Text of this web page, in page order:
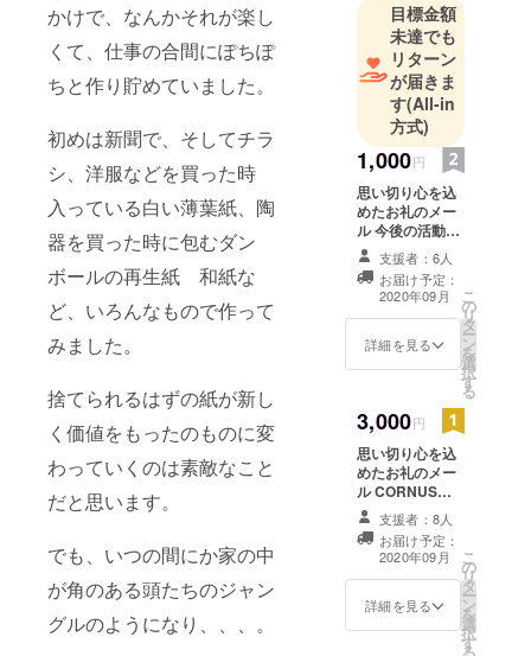
かけで、なんかそれが楽し
くて、仕事の合間にぽちぽ
ちと作り貯めていました。
初めは新聞で、そしてチラ
シ、洋服などを買った時
入っている白い薄葉紙、陶
器を買った時に包むダン
ボールの再生紙 和紙な
ど、いろんなもので作って
みました。
捨てられるはずの紙が新し
く価値をもったのものに変
わっていくのは素敵なこと
だと思います。
でも、いつの間にか家の中
が角のある頭たちのジャン
グルのようになり、、、。
目標金額
未達でも
リターン
が届きま
す(All-in
方式)
1,000円
思い切り心を込
めたお礼のメー
ル 今後の活動報
告
支援者：6人
お届け予定：
2020年09月
詳細を見る
こ
の
リ
タ
ー
ン
を
選
択
す
る
3,000円
思い切り心を込
めたお礼のメー
ル CORNUSの
ポストカード３
枚 支援者：8人
お届け予定：
2020年09月
詳細を見る
こ
の
リ
タ
ー
ン
を
選
択
す